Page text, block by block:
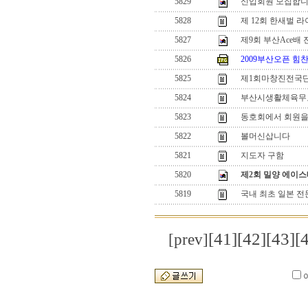
5828
제 12회 한새벌
5827
제9회 부산Ace배
5826
2009부산오픈 힘
5825
제1회마창진전국
5824
부산시생활체육
5823
동호회에서 회원
5822
볼머신삽니다
5821
지도자 구함
5820
제2회 밀양 에이
5819
국내 최초 일본
[prev][41][42][43]